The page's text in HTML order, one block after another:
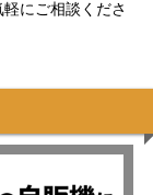
にご相談くださ